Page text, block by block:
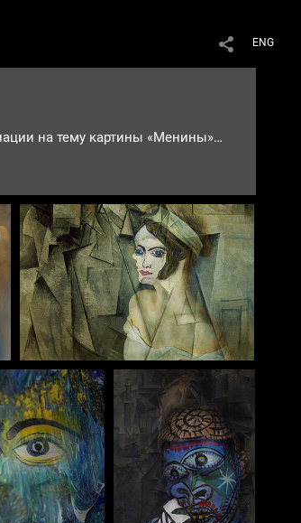
ENG
модели и зрителя. Я
, так и аналоговые.